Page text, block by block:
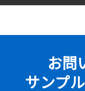
お問
サンプ